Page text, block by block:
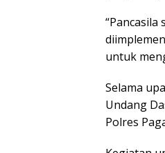
untuk
Selama
Undang
Polres